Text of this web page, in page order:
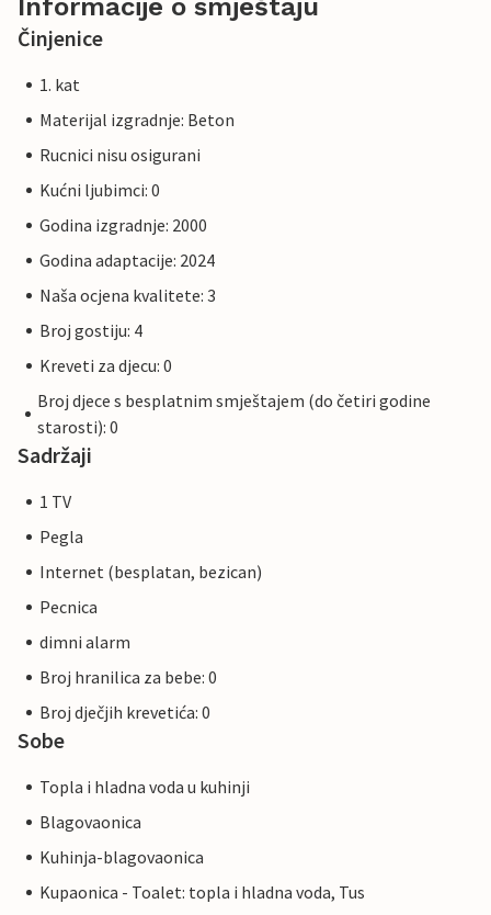
Informacije o smještaju
Činjenice
1. kat
Materijal izgradnje: Beton
Rucnici nisu osigurani
Kućni ljubimci: 0
Godina izgradnje: 2000
Godina adaptacije: 2024
Naša ocjena kvalitete: 3
Broj gostiju: 4
Kreveti za djecu: 0
Broj djece s besplatnim smještajem (do četiri godine
starosti): 0
Sadržaji
1 TV
Pegla
Internet (besplatan, bezican)
Pecnica
dimni alarm
Broj hranilica za bebe: 0
Broj dječjih krevetića: 0
Sobe
Topla i hladna voda u kuhinji
Blagovaonica
Kuhinja-blagovaonica
Kupaonica - Toalet: topla i hladna voda, Tus